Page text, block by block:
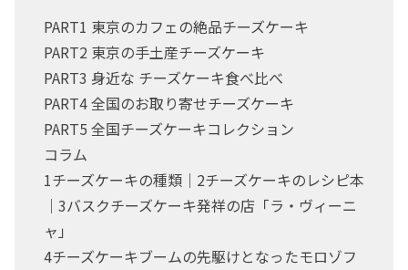
PART1 東京のカフェの絶品チーズケーキ
PART2 東京の手土産チーズケーキ
PART3 身近な チーズケーキ食べ比べ
PART4 全国のお取り寄せチーズケーキ
PART5 全国チーズケーキコレクション
コラム
1チーズケーキの種類｜2チーズケーキのレシピ本
｜3バスクチーズケーキ発祥の店「ラ・ヴィーニ
ャ」
4チーズケーキブームの先駆けとなったモロゾフ